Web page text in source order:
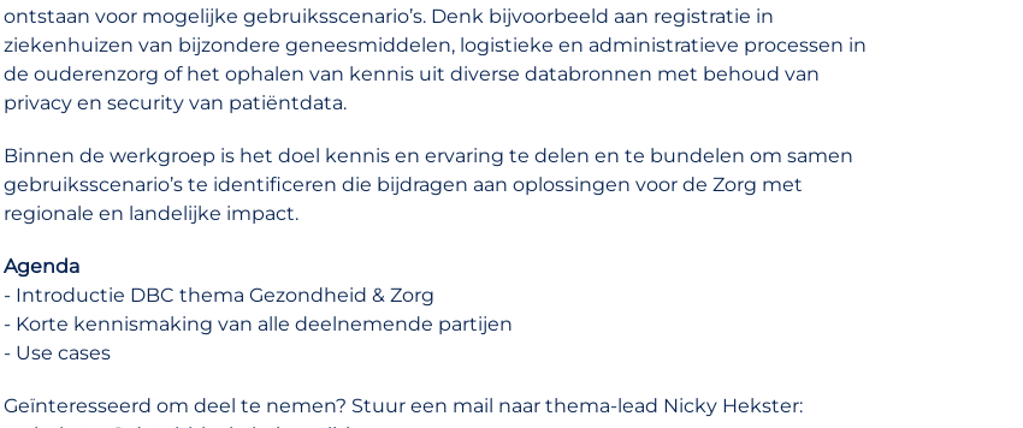
ontstaan voor mogelijke gebruiksscenario’s. Denk bijvoorbeeld aan registratie in
ziekenhuizen van bijzondere geneesmiddelen, logistieke en administratieve processen in
de ouderenzorg of het ophalen van kennis uit diverse databronnen met behoud van
privacy en security van patiëntdata.
Binnen de werkgroep is het doel kennis en ervaring te delen en te bundelen om samen
gebruiksscenario’s te identificeren die bijdragen aan oplossingen voor de Zorg met
regionale en landelijke impact.
Agenda
- Introductie DBC thema Gezondheid & Zorg
- Korte kennismaking van alle deelnemende partijen
- Use cases
Geïnteresseerd om deel te nemen? Stuur een mail naar thema-lead Nicky Hekster: